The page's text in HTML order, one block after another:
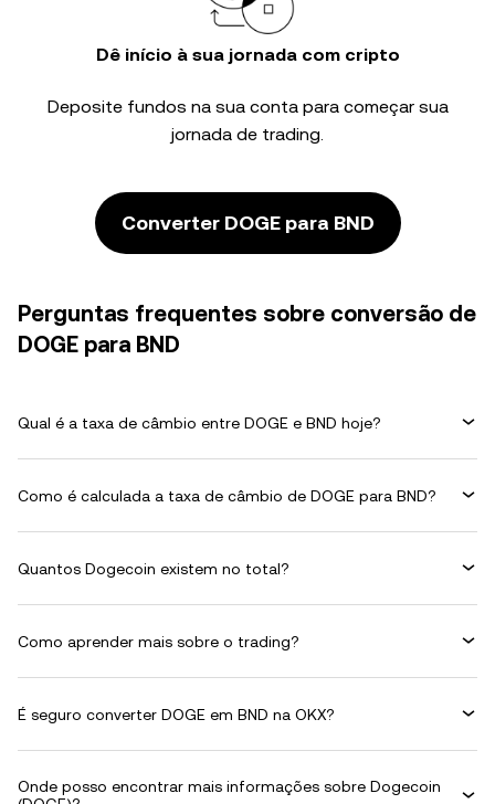
Dê início à sua jornada com cripto
Deposite fundos na sua conta para começar sua
jornada de trading.
Converter DOGE para BND
Perguntas frequentes sobre conversão de
DOGE para BND
Qual é a taxa de câmbio entre DOGE e BND hoje?
Como é calculada a taxa de câmbio de DOGE para BND?
Quantos Dogecoin existem no total?
Como aprender mais sobre o trading?
É seguro converter DOGE em BND na OKX?
Onde posso encontrar mais informações sobre Dogecoin